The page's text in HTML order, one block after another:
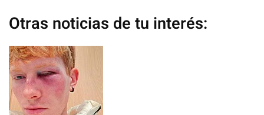
Otras noticias de tu interés: